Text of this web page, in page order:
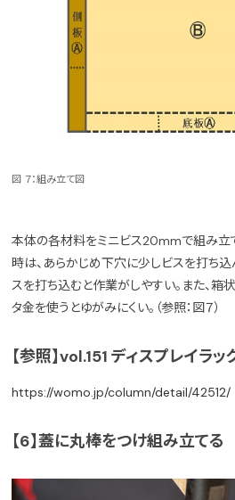
図 ７：組み立て図
本体の各材料をミニビス20mmで組み立
時は、あらかじめ下穴に少しビスを打ち
スを打ち込むと作業がしやすい。また、箱
タ金を使うとゆがみにくい。（参照：図７）
【参照】vol.151 ディスプレイラッ
https://womo.jp/column/detail/42512/
【6】蓋に丸棒をつけ組み立てる